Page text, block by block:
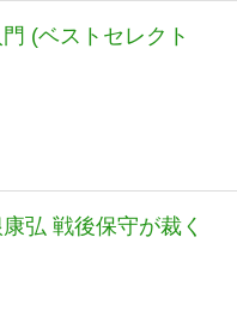
(ベストセレクト
弘 戦後保守が裁く